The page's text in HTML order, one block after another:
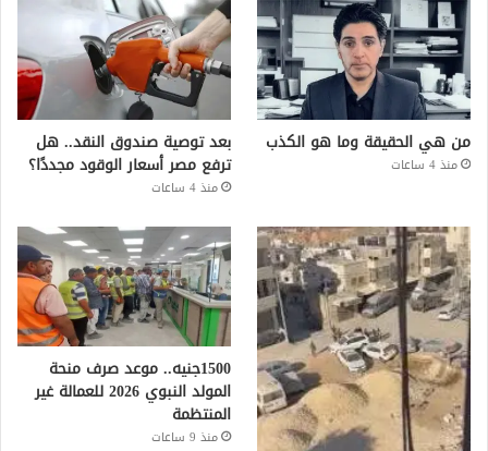
من هي الحقيقة وما هو الكذب
منذ 4 ساعات
بعد توصية صندوق النقد.. هل
ترفع مصر أسعار الوقود مجددًا؟
منذ 4 ساعات
1500جنيه.. موعد صرف منحة
المولد النبوي 2026 للعمالة غير
المنتظمة
منذ 9 ساعات